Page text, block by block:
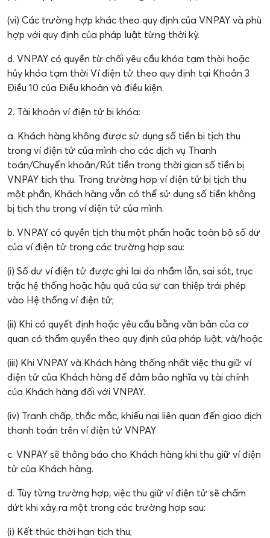
(vi) Các trường hợp khác theo quy định của VNPAY và phù
hợp với quy định của pháp luật từng thời kỳ.
d. VNPAY có quyền từ chối yêu cầu khóa tạm thời hoặc
hủy khóa tạm thời Ví điện tử theo quy định tại Khoản 3
Điều 10 của Điều khoản và điều kiện.
2. Tài khoản ví điện tử bị khóa:
a. Khách hàng không được sử dụng số tiền bị tịch thu
trong ví điện tử của mình cho các dịch vụ Thanh
toán/Chuyển khoản/Rút tiền trong thời gian số tiền bị
VNPAY tịch thu. Trong trường hợp ví điện tử bị tịch thu
một phần, Khách hàng vẫn có thể sử dụng số tiền không
bị tịch thu trong ví điện tử của mình.
b. VNPAY có quyền tịch thu một phần hoặc toàn bộ số dư
của ví điện tử trong các trường hợp sau:
(i) Số dư ví điện tử được ghi lại do nhầm lẫn, sai sót, trục
trặc hệ thống hoặc hậu quả của sự can thiệp trái phép
vào Hệ thống ví điện tử;
(ii) Khi có quyết định hoặc yêu cầu bằng văn bản của cơ
quan có thẩm quyền theo quy định của pháp luật; và/hoặc
(iii) Khi VNPAY và Khách hàng thống nhất việc thu giữ ví
điện tử của Khách hàng để đảm bảo nghĩa vụ tài chính
của Khách hàng đối với VNPAY.
(iv) Tranh chấp, thắc mắc, khiếu nại liên quan đến giao dịch
thanh toán trên ví điện tử VNPAY
c. VNPAY sẽ thông báo cho Khách hàng khi thu giữ ví điện
tử của Khách hàng.
d. Tùy từng trường hợp, việc thu giữ ví điện tử sẽ chấm
dứt khi xảy ra một trong các trường hợp sau:
(i) Kết thúc thời hạn tịch thu;